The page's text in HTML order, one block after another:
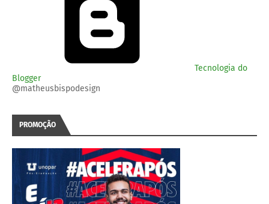
Tecnologia do
Blogger
@matheusbispodesign
PROMOÇÃO